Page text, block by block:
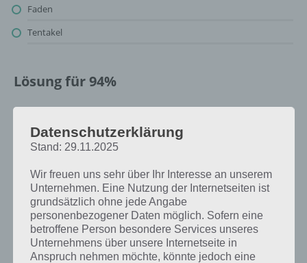
Faden
Tentakel
Lösung für 94%
Oben findest du bereits die Lösung rund um “Bild: Qualle”. Da die
Reihenfolge bei jedem Spieler anders ist, können wir dir nicht das
exakte Level anzeigen, weshalb du über unsere Komplettlösung
jedoch trotzdem zu jedem Sachverhalt die entsprechenden
Antworten findest!
Weitere Lösungen zu 94%
gesucht? Schaue inunsere
Komplettlösung zur App! Dort
Datenschutzerklärung
Stand: 29.11.2025
Wir freuen uns sehr über Ihr Interesse an unserem
Unternehmen. Eine Nutzung der Internetseiten ist
grundsätzlich ohne jede Angabe
personenbezogener Daten möglich. Sofern eine
betroffene Person besondere Services unseres
Unternehmens über unsere Internetseite in
Anspruch nehmen möchte, könnte jedoch eine